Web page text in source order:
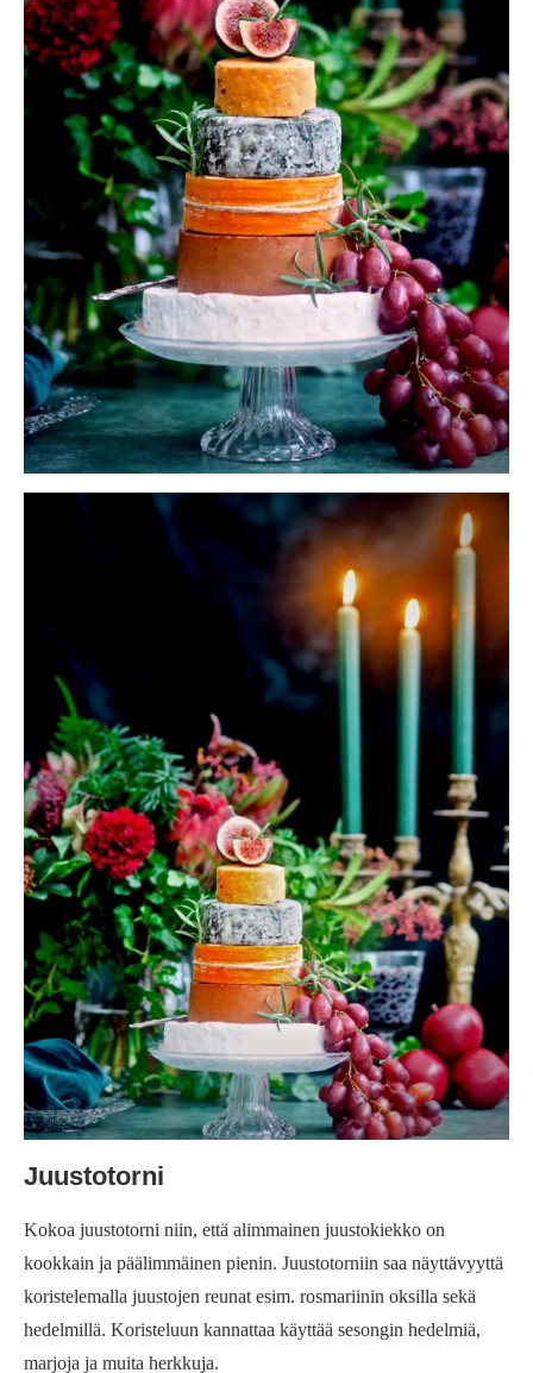
Juustotorni
Kokoa juustotorni niin, että alimmainen juustokiekko on
kookkain ja päälimmäinen pienin. Juustotorniin saa näyttävyyttä
koristelemalla juustojen reunat esim. rosmariinin oksilla sekä
hedelmillä. Koristeluun kannattaa käyttää sesongin hedelmiä,
marjoja ja muita herkkuja.